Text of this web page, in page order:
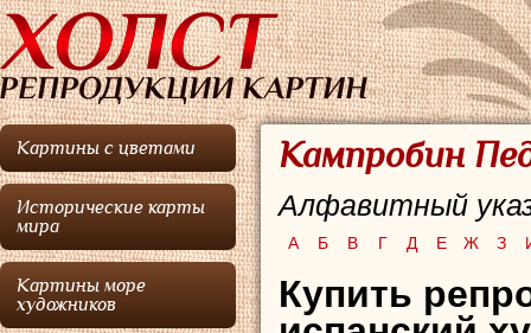
Картины с цветами
Исторические карты
мира
Картины море
художников
Кампробин
Алфавитный
А Б В Г Д Е Ж З
Купить